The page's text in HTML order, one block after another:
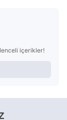
içerikler!